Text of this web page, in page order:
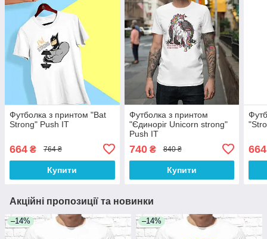
Футболка з принтом "Bat
Strong" Push IT
664 ₴ 764 ₴
Купити
Футболка з принтом
"Єдиноріг Unicorn strong"
Push IT
740₴ 840 ₴
Купити
664
Акційні пропозиції та новинки
–14% –14%